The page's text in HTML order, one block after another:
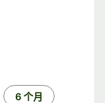
6 个月